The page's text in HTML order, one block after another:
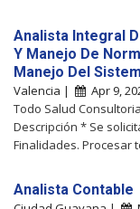
Analista Integral
Y Manejo De
Manejo Del
Valencia | Apr 9,
Todo Salud
Descripción * Se
Finalidades. Procesar
Analista Contable